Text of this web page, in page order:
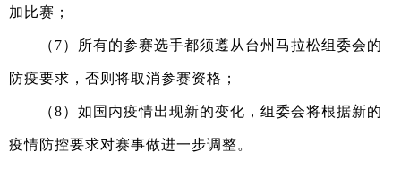
加比赛；
（ 7） 所有的参赛选手都须遵从 台州马拉松组委会的
防疫要求，否则将取消参赛资格；
（8） 如国内疫情出现新的变化，组委会将根据新的
疫情防控要求对赛事做进一步调整。